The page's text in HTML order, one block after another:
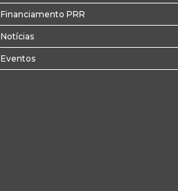
Financiamento PRR
Notícias
Eventos